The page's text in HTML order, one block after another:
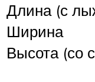
Длина (с
Ширина
Высота (со